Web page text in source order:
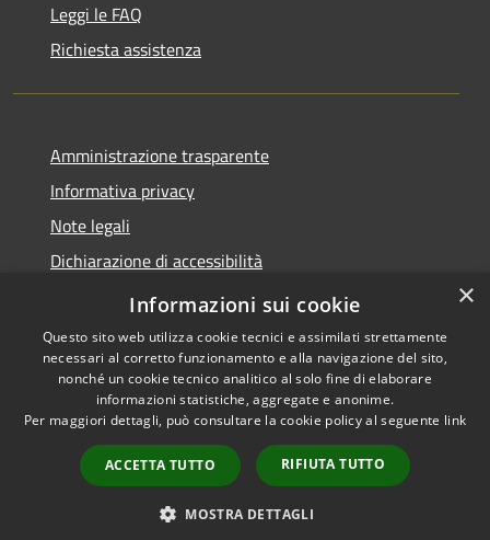
Leggi le FAQ
Richiesta assistenza
Amministrazione trasparente
Informativa privacy
Note legali
Dichiarazione di accessibilità
Moduli Privacy Amministrazione trasparente
Accessibilità
Copyright © 2026 • Comune di
Limana • Powered by
Municipium•
Accesso
redazione
×
Informazioni sui cookie
Questo sito web utilizza cookie tecnici e assimilati strettamente
necessari al corretto funzionamento e alla navigazione del sito,
nonché un cookie tecnico analitico al solo fine di elaborare
informazioni statistiche, aggregate e anonime.
Per maggiori dettagli, può consultare la cookie policy al seguente link
ACCETTA TUTTO RIFIUTA TUTTO
MOSTRA DETTAGLI